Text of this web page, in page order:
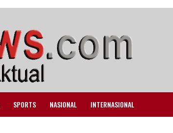
SPORTS NASIONAL INTERNASIONAL